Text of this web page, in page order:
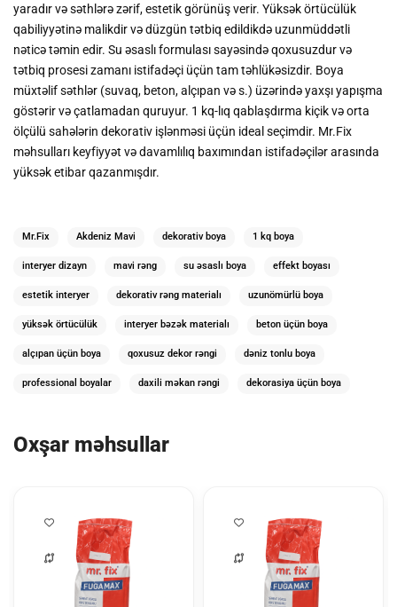
yaradır və səthlərə zərif, estetik görünüş verir. Yüksək örtücülük
qabiliyyətinə malikdir və düzgün tətbiq edildikdə uzunmüddətli
nəticə təmin edir. Su əsaslı formulası sayəsində qoxusuzdur və
tətbiq prosesi zamanı istifadəçi üçün tam təhlükəsizdir. Boya
müxtəlif səthlər (suvaq, beton, alçıpan və s.) üzərində yaxşı yapışma
göstərir və çatlamadan quruyur. 1 kq-lıq qablaşdırma kiçik və orta
ölçülü sahələrin dekorativ işlənməsi üçün ideal seçimdir. Mr.Fix
məhsulları keyfiyyət və davamlılıq baxımından istifadəçilər arasında
yüksək etibar qazanmışdır.
Mr.Fix Akdeniz Mavi dekorativ boya 1 kq boya
interyer dizayn mavi rəng su əsaslı boya effekt boyası
estetik interyer dekorativ rəng materialı uzunömürlü boya
yüksək örtücülük interyer bəzək materialı beton üçün boya
alçıpan üçün boya qoxusuz dekor rəngi dəniz tonlu boya
professional boyalar daxili məkan rəngi dekorasiya üçün boya
Oxşar məhsullar